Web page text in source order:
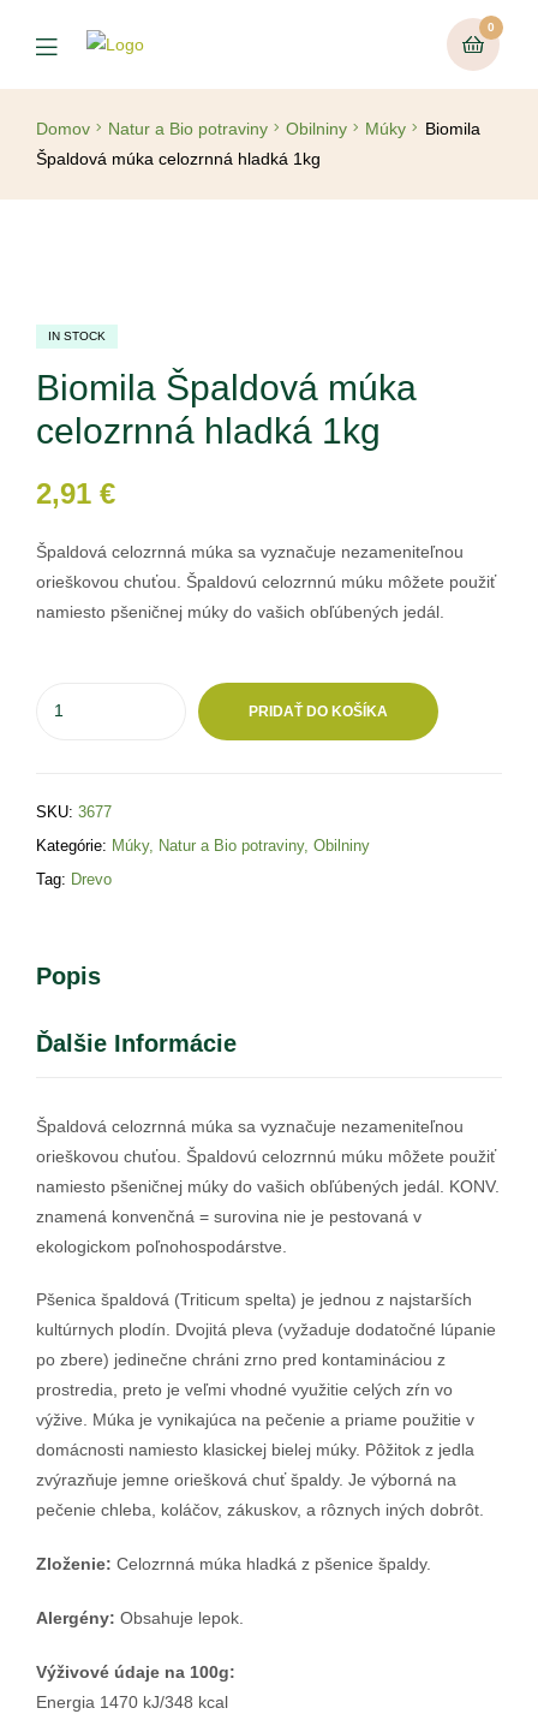
0
Domov Natur a Bio potraviny Obilniny Múky
Biomila
Špaldová múka celozrnná hladká 1kg
IN STOCK
Biomila Špaldová múka
celozrnná hladká 1kg
2,91 €
Špaldová celozrnná múka sa vyznačuje nezameniteľnou
orieškovou chuťou. Špaldovú celozrnnú múku môžete použiť
namiesto pšeničnej múky do vašich obľúbených jedál.
PRIDAŤ DO KOŠÍKA
SKU: 3677
Kategórie: Múky, Natur a Bio potraviny, Obilniny
Tag: Drevo
Popis
Ďalšie Informácie
Špaldová celozrnná múka sa vyznačuje nezameniteľnou
orieškovou chuťou. Špaldovú celozrnnú múku môžete použiť
namiesto pšeničnej múky do vašich obľúbených jedál. KONV.
znamená konvenčná = surovina nie je pestovaná v
ekologickom poľnohospodárstve.
Pšenica špaldová (Triticum spelta) je jednou z najstarších
kultúrnych plodín. Dvojitá pleva (vyžaduje dodatočné lúpanie
po zbere) jedinečne chráni zrno pred kontamináciou z
prostredia, preto je veľmi vhodné využitie celých zŕn vo
výžive. Múka je vynikajúca na pečenie a priame použitie v
domácnosti namiesto klasickej bielej múky. Pôžitok z jedla
zvýrazňuje jemne oriešková chuť špaldy. Je výborná na
pečenie chleba, koláčov, zákuskov, a rôznych iných dobrôt.
Zloženie: Celozrnná múka hladká z pšenice špaldy.
Alergény: Obsahuje lepok.
Výživové údaje na 100g:
Energia 1470 kJ/348 kcal